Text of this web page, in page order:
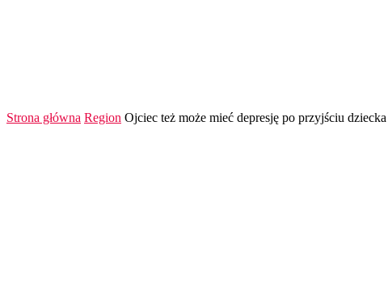
Strona główna Region Ojciec też może mieć depresję po przyjściu